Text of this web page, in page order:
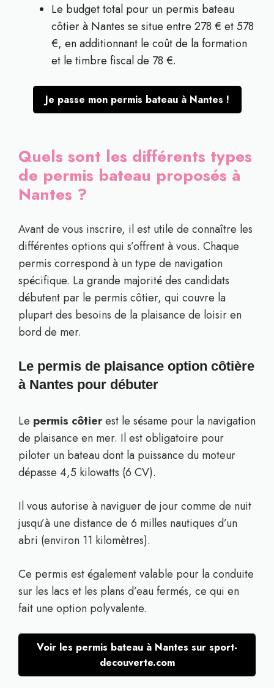
Le budget total pour un permis bateau
côtier à Nantes se situe entre 278 € et 578
€, en additionnant le coût de la formation
et le timbre fiscal de 78 €.
Je passe mon permis bateau à Nantes !
Quels sont les différents types
de permis bateau proposés à
Nantes ?
Avant de vous inscrire, il est utile de connaître les
différentes options qui s’offrent à vous. Chaque
permis correspond à un type de navigation
spécifique. La grande majorité des candidats
débutent par le permis côtier, qui couvre la
plupart des besoins de la plaisance de loisir en
bord de mer.
Le permis de plaisance option côtière
à Nantes pour débuter
Le permis côtierest le sésame pour la navigation
de plaisance en mer. Il est obligatoire pour
piloter un bateau dont la puissance du moteur
dépasse 4,5 kilowatts (6 CV).
Il vous autorise à naviguer de jour comme de nuit
jusqu’à une distance de 6 milles nautiques d’un
abri (environ 11 kilomètres).
Ce permis est également valable pour la conduite
sur les lacs et les plans d’eau fermés, ce qui en
fait une option polyvalente.
Voir les permis bateau à Nantes sur sport-
decouverte.com